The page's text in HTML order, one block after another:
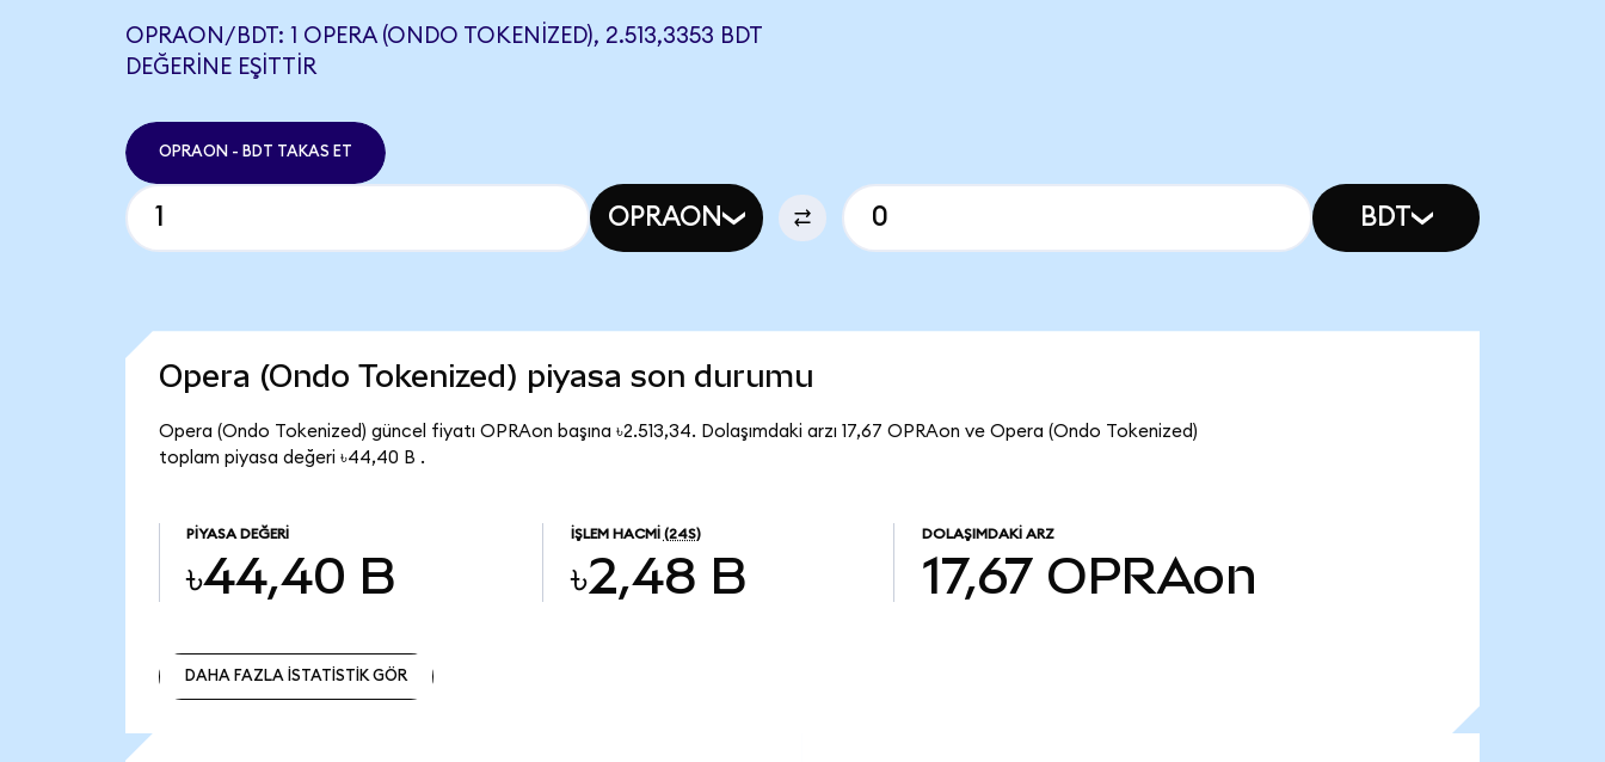
OPRAON/BDT: 1 OPERA (ONDO TOKENIZED), 2.513,3353 BDT
DEĞERINE EŞITTIR
OPRAON - BDT TAKAS ET
OPRAON BDT
Opera (Ondo Tokenized) piyasa son durumu
Opera (Ondo Tokenized) güncel fiyatı OPRAon başına ৳2.513,34. Dolaşımdaki arzı 17,67 OPRAon ve Opera (Ondo Tokenized)
toplam piyasa değeri ৳44,40 B .
PIYASA DEĞERI
৳44,40 B
İŞLEM HACMI (24S)
৳2,48 B
DOLAŞIMDAKI ARZ
17,67 OPRAon
DAHA FAZLA İSTATİSTİK GÖR